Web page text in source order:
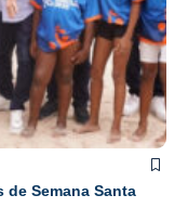
Semana Santa